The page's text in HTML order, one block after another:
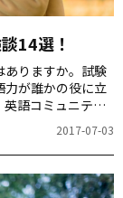
14選！
ありますか。試験
力が誰かの役に立
語コミュニティ
、外国の方を「お
アリカトウ」がう
んの体験談が集
alcom.alc.co.jp お
ックのときには、
2017-07-03